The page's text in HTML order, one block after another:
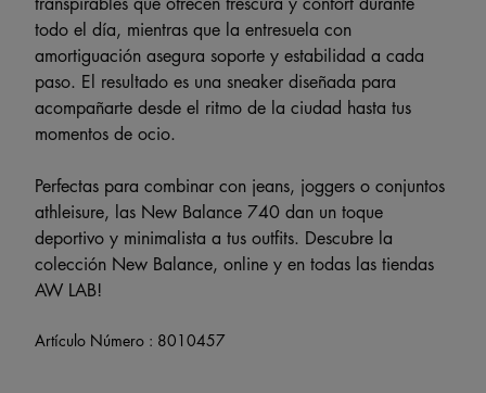
todo el día, mientras que la entresuela con
amortiguación asegura soporte y estabilidad a cada
paso. El resultado es una sneaker diseñada para
acompañarte desde el ritmo de la ciudad hasta tus
momentos de ocio.
Perfectas para combinar con jeans, joggers o conjuntos
athleisure, las New Balance 740 dan un toque
deportivo y minimalista a tus outfits. Descubre la
colección New Balance, online y en todas las tiendas
AW LAB!
Artículo Número : 8010457